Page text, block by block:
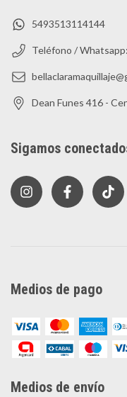
5493513114144
Teléfono /
Dean Funes 416 -
Sigamos
Medios de pago
Medios de envío